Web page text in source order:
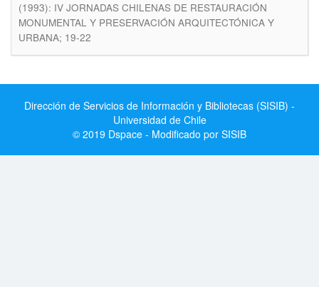
(1993): IV JORNADAS CHILENAS DE RESTAURACIÓN
MONUMENTAL Y PRESERVACIÓN ARQUITECTÓNICA Y
URBANA; 19-22
Dirección de Servicios de Información y Bibliotecas (SISIB) -
Universidad de Chile
© 2019 Dspace - Modificado por SISIB